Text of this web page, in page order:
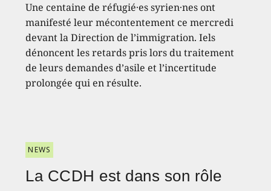
Une centaine de réfugié·es syrien·nes ont
manifesté leur mécontentement ce mercredi
devant la Direction de l’immigration. Iels
dénoncent les retards pris lors du traitement
de leurs demandes d’asile et l’incertitude
prolongée qui en résulte.
NEWS
La CCDH est dans son rôle